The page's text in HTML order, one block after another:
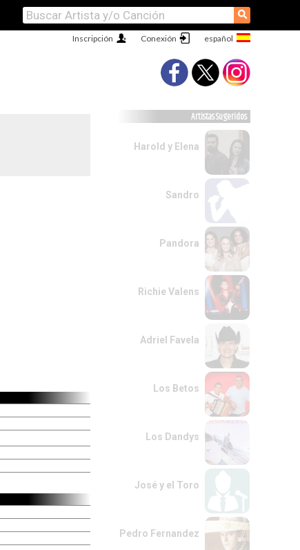
⚲
Conexión
Inscripción
Artistas Sugeridos
Harold y Elena
Sandro
Pandora
Richie Valens
Adriel Favela
Los Betos
Los Dandys
José y el Toro
Pedro Fernandez